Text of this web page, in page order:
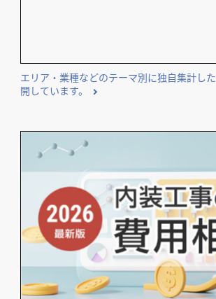
店舗デザイン検討時の
＼
資料請求がおススメ！／